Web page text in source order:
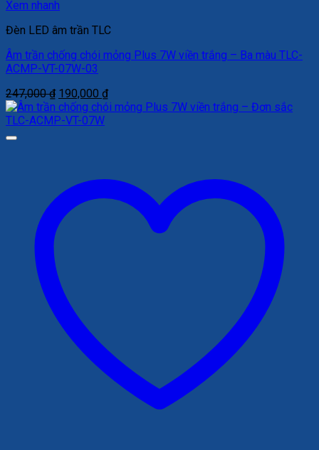
Xem nhanh
Đèn LED âm trần TLC
Âm trần chống chói mỏng Plus 7W viền trắng – Ba màu TLC-
ACMP-VT-07W-03
247,000₫ Giá
gốc
là:
190,000 ₫Giá
hiện